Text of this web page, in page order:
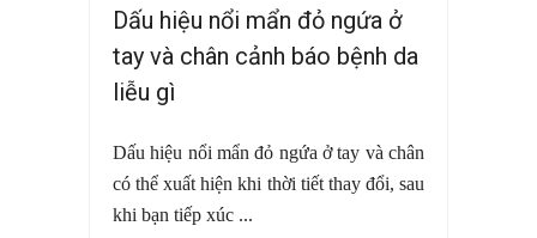
Dấu hiệu nổi mẩn đỏ ngứa ở
tay và chân cảnh báo bệnh da
liễu gì
Dấu hiệu nổi mẩn đỏ ngứa ở tay và chân
có thể xuất hiện khi thời tiết thay đổi, sau
khi bạn tiếp xúc ...